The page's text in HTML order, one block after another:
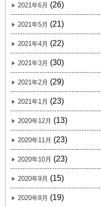
2021年6月 (26)
2021年5月 (21)
2021年4月 (22)
2021年3月 (30)
2021年2月 (29)
2021年1月 (23)
2020年12月 (13)
2020年11月 (23)
2020年10月 (23)
2020年9月 (15)
2020年8月 (19)